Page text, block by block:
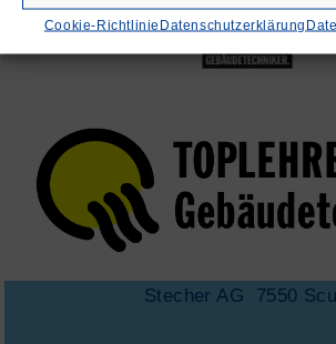
Cookie-Richtlinie Datenschutzerklärung
Stecher AG 7550